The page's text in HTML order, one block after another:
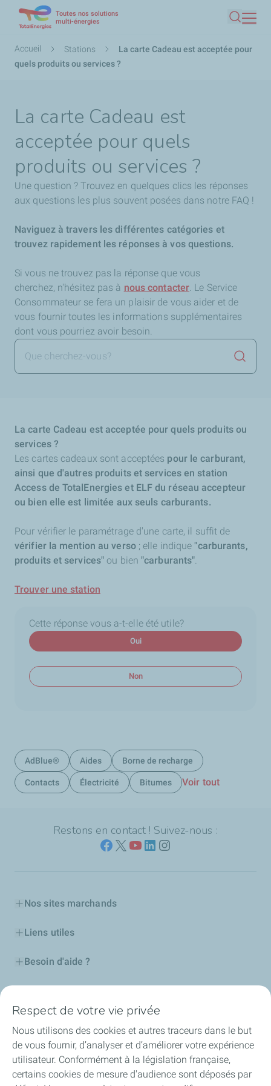
contenu
Toutes nos solutions
multi-énergies
Fil
d'Ariane
Accueil Stations
La carte Cadeau est acceptée pour
quels produits ou services ?
La carte Cadeau est
acceptée pour quels
produits ou services ?
Une question ? Trouvez en quelques clics les réponses
aux questions les plus souvent posées dans notre FAQ !
Naviguez à travers les différentes catégories et
trouvez rapidement les réponses à vos questions.
Si vous ne trouvez pas la réponse que vous
cherchez, n'hésitez pas à nous contacter. Le Service
Consommateur se fera un plaisir de vous aider et de
vous fournir toutes les informations supplémentaires
dont vous pourriez avoir besoin.
La carte Cadeau est acceptée pour quels produits ou
services ?
Les cartes cadeaux sont acceptées pour le carburant,
ainsi que d'autres produits et services en station
Access de TotalEnergies et ELF du réseau accepteur
ou bien elle est limitée aux seuls carburants.
Pour vérifier le paramétrage d'une carte, il suffit de
vérifier la mention au verso; elle indique "carburants,
produits et services" ou bien "carburants".
Trouver une station
Cette réponse vous a-t-elle été utile?
Oui
Non
AdBlue® Aides Borne de recharge
Contacts Électricité Bitumes Voir tout
Restons en contact ! Suivez-nous :
Nos sites marchands
Liens utiles
Besoin d'aide ?
Certificats d'économies d'énergie
Nos partenaires
Collaborer avec TotalEnergies
Respect de votre vie privée
Nous utilisons des cookies et autres traceurs dans le but
de vous fournir, d’analyser et d’améliorer votre expérience
utilisateur. Conformément à la législation française,
certains cookies de mesure d'audience sont déposés par